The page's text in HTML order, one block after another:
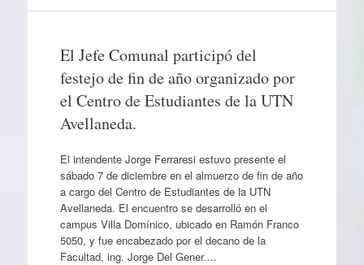
El Jefe Comunal participó del
festejo de fin de año organizado por
el Centro de Estudiantes de la UTN
Avellaneda.
El intendente Jorge Ferraresi estuvo presente el
sábado 7 de diciembre en el almuerzo de fin de año
a cargo del Centro de Estudiantes de la UTN
Avellaneda. El encuentro se desarrolló en el
campus Villa Domínico, ubicado en Ramón Franco
5050, y fue encabezado por el decano de la
Facultad, ing. Jorge Del Gener.…